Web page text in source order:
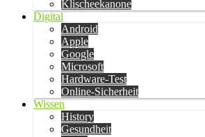
Klischeekanone
Digital
Android
Apple
Google
Microsoft
Hardware-Test
Online-Sicherheit
Wissen
History
Gesundheit